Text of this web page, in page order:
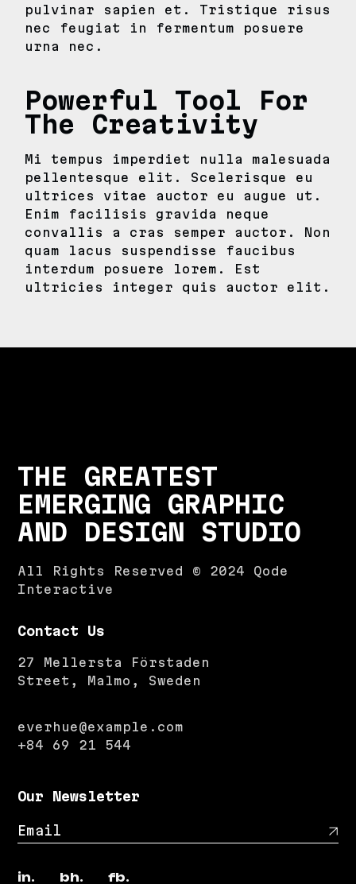
pulvinar sapien et. Tristique risus
nec feugiat in fermentum posuere
urna nec.
Powerful Tool For
The Creativity
Mi tempus imperdiet nulla malesuada
pellentesque elit. Scelerisque eu
ultrices vitae auctor eu augue ut.
Enim facilisis gravida neque
convallis a cras semper auctor. Non
quam lacus suspendisse faucibus
interdum posuere lorem. Est
ultricies integer quis auctor elit.
THE GREATEST
EMERGING GRAPHIC
AND DESIGN STUDIO
All Rights Reserved © 2024 Qode
Interactive
Contact Us
27 Mellersta Förstaden
Street, Malmo, Sweden
everhue@example.com
+84 69 21 544
Our Newsletter
in. bh. fb.